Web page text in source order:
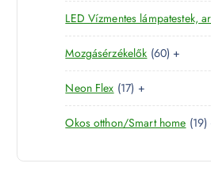
r
m
é
k
t
e
r
m
k
LED Vízmentes lámpatestek,
Mozgásérzékelők 606
0
e
r
é
+
Neon Flex 171
7
t
r
+
Okos otthon/Smart home 191
t